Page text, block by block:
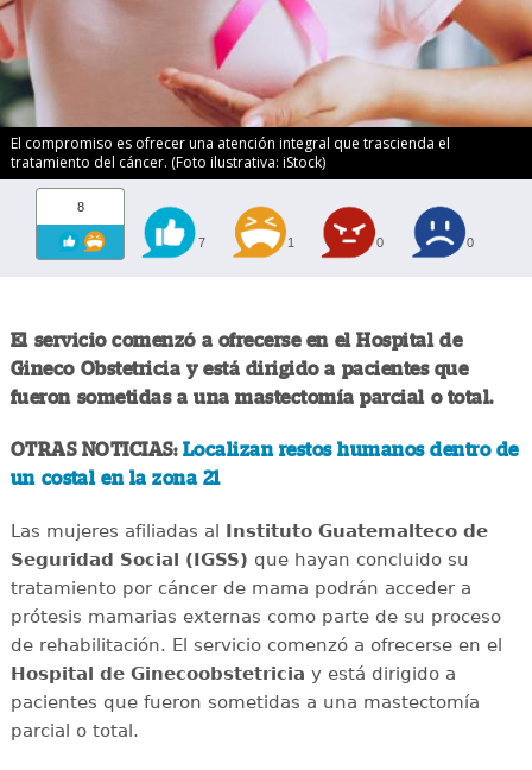
El compromiso es ofrecer una atención integral que trascienda el
tratamiento del cáncer. (Foto ilustrativa: iStock)
8
7 1 0 0
El servicio comenzó a ofrecerse en el Hospital de
Gineco Obstetricia y está dirigido a pacientes que
fueron sometidas a una mastectomía parcial o total.
OTRAS NOTICIAS: Localizan restos humanos dentro de
un costal en la zona 21
Las mujeres afiliadas al
Instituto Guatemalteco de
Seguridad Social (IGSS) que hayan concluido su
tratamiento por cáncer de mama podrán acceder a
prótesis mamarias externas como parte de su proceso
de rehabilitación. El servicio comenzó a ofrecerse en el
Hospital de Ginecoobstetricia y está dirigido a
pacientes que fueron sometidas a una mastectomía
parcial o total.